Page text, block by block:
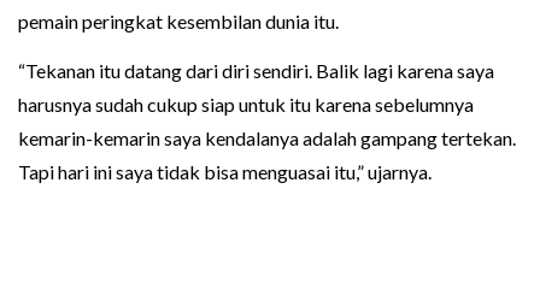
pemain peringkat kesembilan dunia itu.
“Tekanan itu datang dari diri sendiri. Balik lagi karena saya
harusnya sudah cukup siap untuk itu karena sebelumnya
kemarin-kemarin saya kendalanya adalah gampang tertekan.
Tapi hari ini saya tidak bisa menguasai itu,” ujarnya.